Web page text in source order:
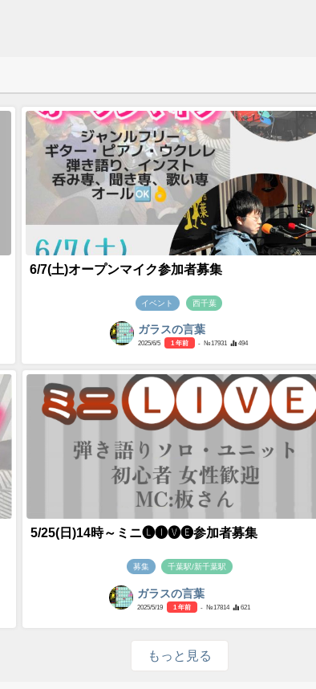
6/7(土)オープンマイク参加者募集
イベント 西千葉
ガラスの言葉
2025/6/5 1 年前 - №17931 494
5/25(日)14時～ミニ🅛🅘🅥🅔参加者募集
募集 千葉駅/新千葉駅
ガラスの言葉
2025/5/19 1 年前 - №17814 621
もっと見る